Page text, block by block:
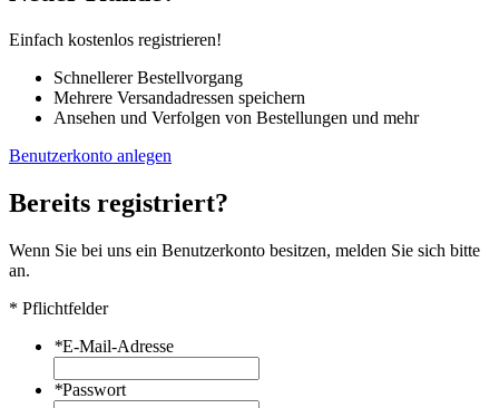
Einfach kostenlos registrieren!
Schnellerer Bestellvorgang
Mehrere Versandadressen speichern
Ansehen und Verfolgen von Bestellungen und mehr
Benutzerkonto anlegen
Bereits registriert?
Wenn Sie bei uns ein Benutzerkonto besitzen, melden Sie sich bitte
an.
* Pflichtfelder
*E-Mail-Adresse
*Passwort